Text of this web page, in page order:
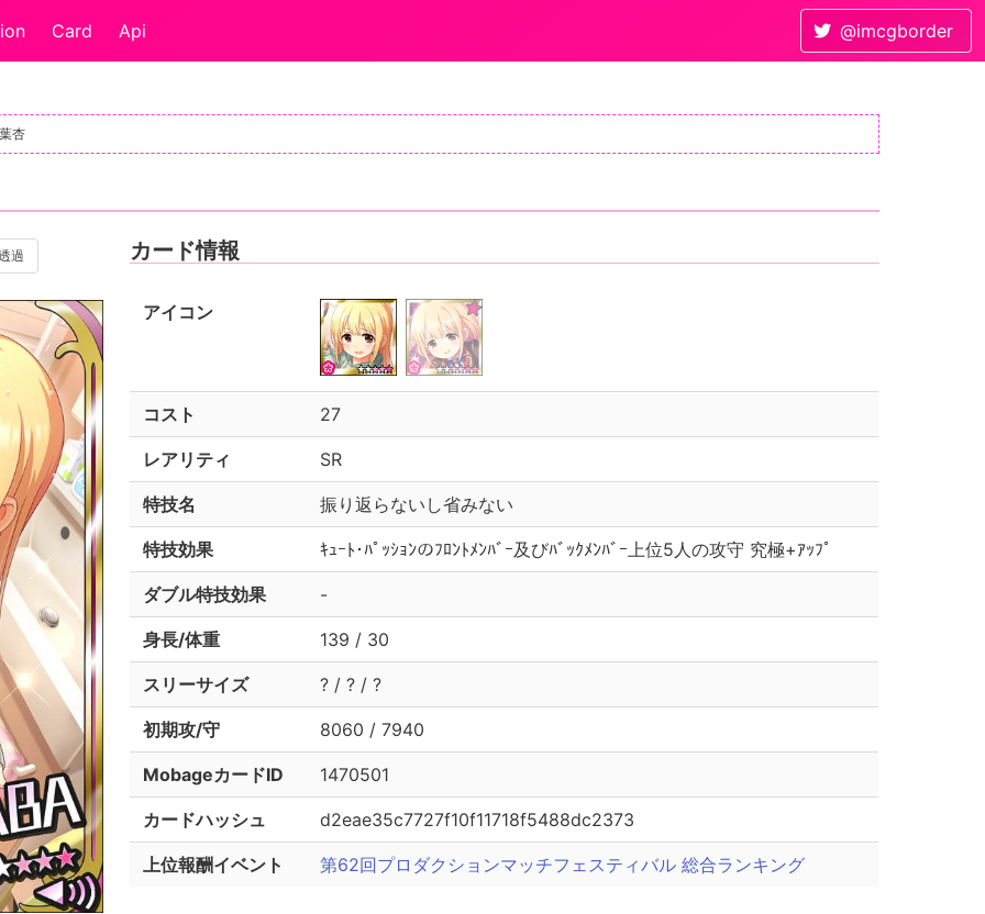
Card Api @imcgborder
杏
過 カード情報
アイコン
コスト 27
レアリティ SR
特技名 振り返らないし省みない
特技効果 ｷｭｰﾄ･ﾊﾟｯｼｮﾝのﾌﾛﾝﾄﾒﾝﾊﾞｰ及びﾊﾞｯｸﾒﾝﾊﾞｰ上位5人の攻守 究極+ｱｯﾌﾟ
ダブル特技効果 -
身長/体重 139 / 30
スリーサイズ ? / ? / ?
初期攻/守 8060 / 7940
MobageカードID 1470501
カードハッシュ d2eae35c7727f10f11718f5488dc2373
上位報酬イベント 第62回プロダクションマッチフェスティバル 総合ランキング